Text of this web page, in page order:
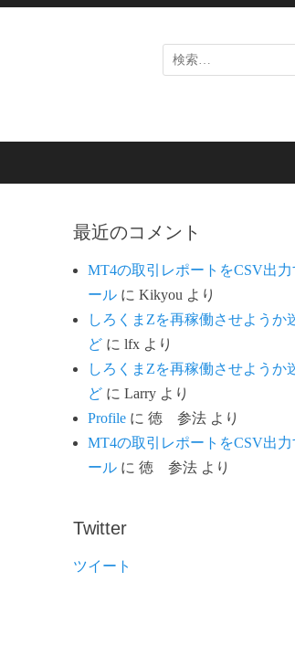
検
索
最近のコメント
MT4の取引レポートをCSV出力
ール に Kikyou より
しろくまZを再稼働させようか
ど に lfx より
しろくまZを再稼働させようか
ど に Larry より
Profile に 徳 参法 より
MT4の取引レポートをCSV出力
ール に 徳 参法 より
Twitter
ツイート